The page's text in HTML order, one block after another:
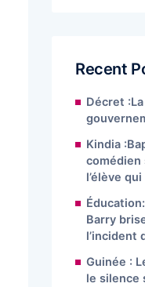
Recent
Décret
Kindia
comédien
l’élève
Barry
l’incident
Guinée :
le silence